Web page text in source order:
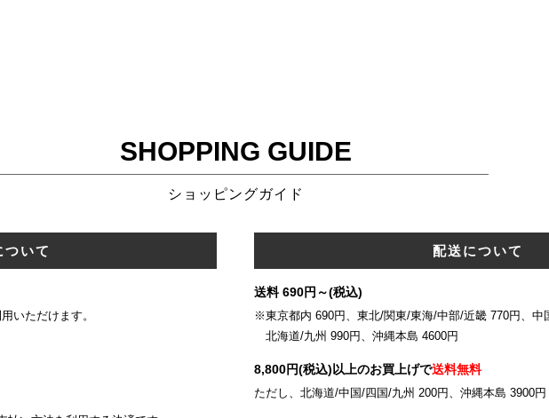
SHOPPING GUIDE
ショッピングガイド
ついて
いただけます。
配送について
送料 690円～(税込)
※東京都内 690円、東北/関東/東海/中部/近畿 770円、中
北海道/九州 990円、沖縄本島 4600円
8,800円(税込)以上のお買上げで送料無料
ただし、北海道/中国/四国/九州 200円、沖縄本島 3900円